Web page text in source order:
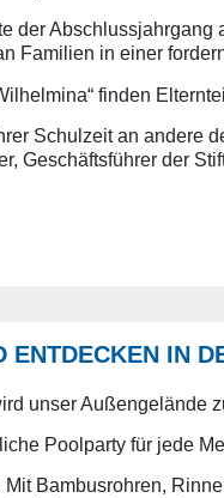
der
Familien in einer
finden
Schulzeit an andere
Geschäftsführer der
ENTDECKEN IN
unser
Poolparty für jede
Mit Bambusrohren,